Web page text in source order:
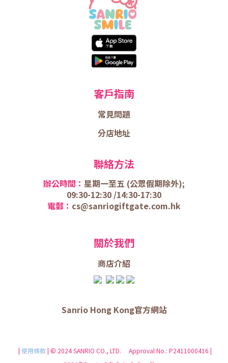
客戶指南
常見問題
分店地址
聯絡方法
辦公時間： 星期一至五 (公眾假期除外);
09:30-12:30 /14:30-17:30
電郵： cs@sanriogiftgate.com.hk
關於我們
商店介紹
Sanrio Hong Kong官方網站
| 使用條款| © 2024 SANRIO CO., LTD. Approval No.: P2411000416 |